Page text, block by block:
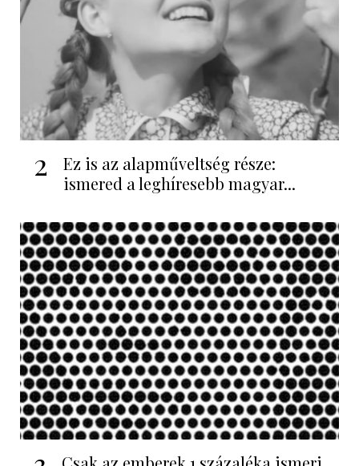
2
Ez is az alapműveltség része:
ismered a leghíresebb magyar...